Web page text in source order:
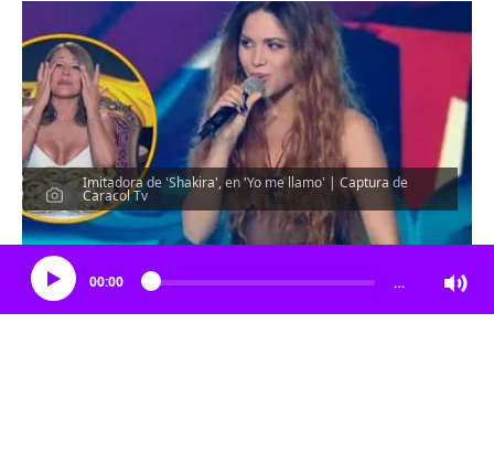
Imitadora de 'Shakira', en 'Yo me llamo' | Captura de
Caracol Tv
Escucha el artículo
00:00 …